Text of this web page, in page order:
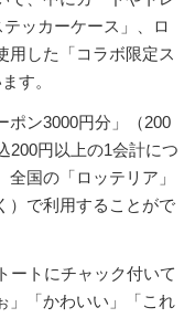
ッカーケース」、ロ
用した「コラボ限定ス
す。
ン3000円分」（200
200円以上の1会計につ
国の「ロッテリア」
）で利用することがで
ートにチャック付いて
」「かわいい」「これ